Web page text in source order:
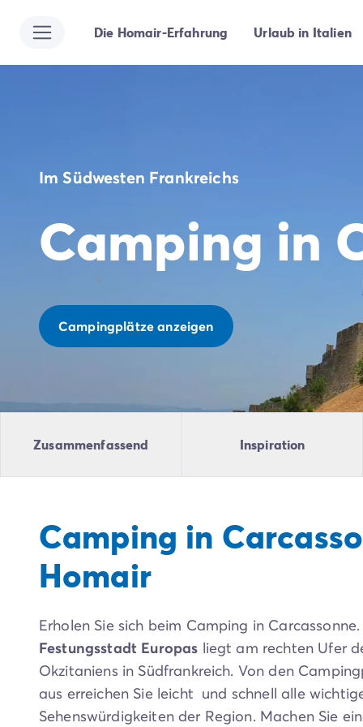
Alle Reiseziele
Campingplatz Rom
Campingplatz Cisano di Bardolino
Campingplatz Riva del Garda
Campingplatz Lago Maggiore
Campingplatz Sardinien
Campingplatz Toskana
Campingplatz Florenz
Campingplatz Venetien
Campingplatz Lazise
Campingplatz Kroatien
Campingplatz Dalmatien
Campingplatz Cres
Campingplatz Split
Campingplatz Istrien
Campingplatz Medulin
Campingplatz Porec
Campingplatz Pula
Campingplatz Rovinj
Campingplatz Umag
Die Homair-Erfahrung Urlaub in Italien
Im Südwesten Frankreichs
Camping in
Campingplätze anzeigen
Zusammenfassend Inspiration
Camping in
Homair
Erholen Sie sich beim Camping in Carcassonne.
Festungsstadt Europas liegt am rechten Ufer
Okzitaniens in Südfrankreich. Von den
aus erreichen Sie leicht und schnell alle
Sehenswürdigkeiten der Region. Machen Sie